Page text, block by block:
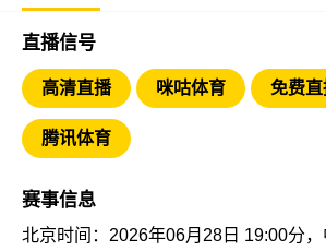
直播信号
高清直播 咪咕体育 免费直
腾讯体育
赛事信息
北京时间：2026年06月28日 19:00分